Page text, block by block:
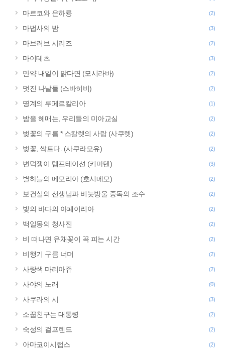
마르코와 은하룡 (2)
마법사의 밤 (3)
마브러브 시리즈 (2)
마이테츠 (3)
만약 내일이 맑다면 (모시라바) (2)
멋진 나날들 (스바히비) (2)
명계의 루페르칼리아 (1)
밤을 헤매는, 우리들의 미아교실 (2)
벚꽃의 구름 * 스칼렛의 사랑 (사쿠렛) (2)
벚꽃, 싹트다. (사쿠라모유) (2)
변덕쟁이 템프테이션 (키마텐) (3)
별하늘의 메모리아 (호시메모) (2)
보건실의 선생님과 비눗방울 중독의 조수 (2)
빛의 바다의 아페이리아 (2)
백일몽의 청사진 (2)
비 떠나면 유채꽃이 꼭 피는 시간 (2)
비행기 구름 너머 (2)
사랑색 마리아쥬 (2)
사야의 노래 (0)
사쿠라의 시 (3)
소꿉친구는 대통령 (2)
숙성의 걸프렌드 (2)
아마코이시럽스 (2)